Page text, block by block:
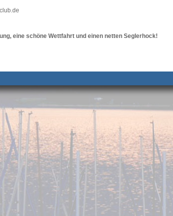
eine schöne Wettfahrt und einen netten Seglerhock!